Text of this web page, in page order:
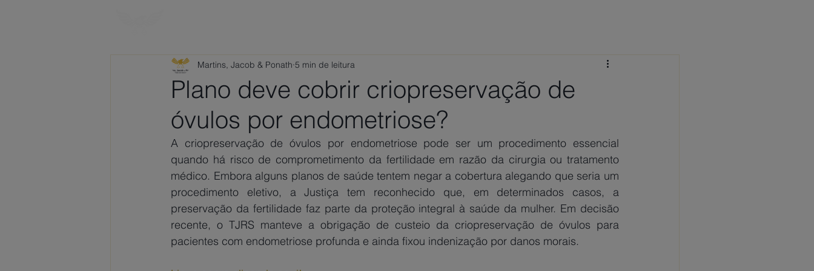
Plano deve cobrir criopreservação de
óvulos por endometriose?
Martins, Jacob & Ponath 5 min de leitura
A criopreservação de óvulos por endometriose pode ser um procedimento essencial
quando há risco de comprometimento da fertilidade em razão da cirurgia ou tratamento
médico. Embora alguns planos de saúde tentem negar a cobertura alegando que seria um
procedimento eletivo, a Justiça tem reconhecido que, em determinados casos, a
preservação da fertilidade faz parte da proteção integral à saúde da mulher. Em decisão
recente, o TJRS manteve a obrigação de custeio da criopreservação de óvulos para
pacientes com endometriose profunda e ainda fixou indenização por danos morais.